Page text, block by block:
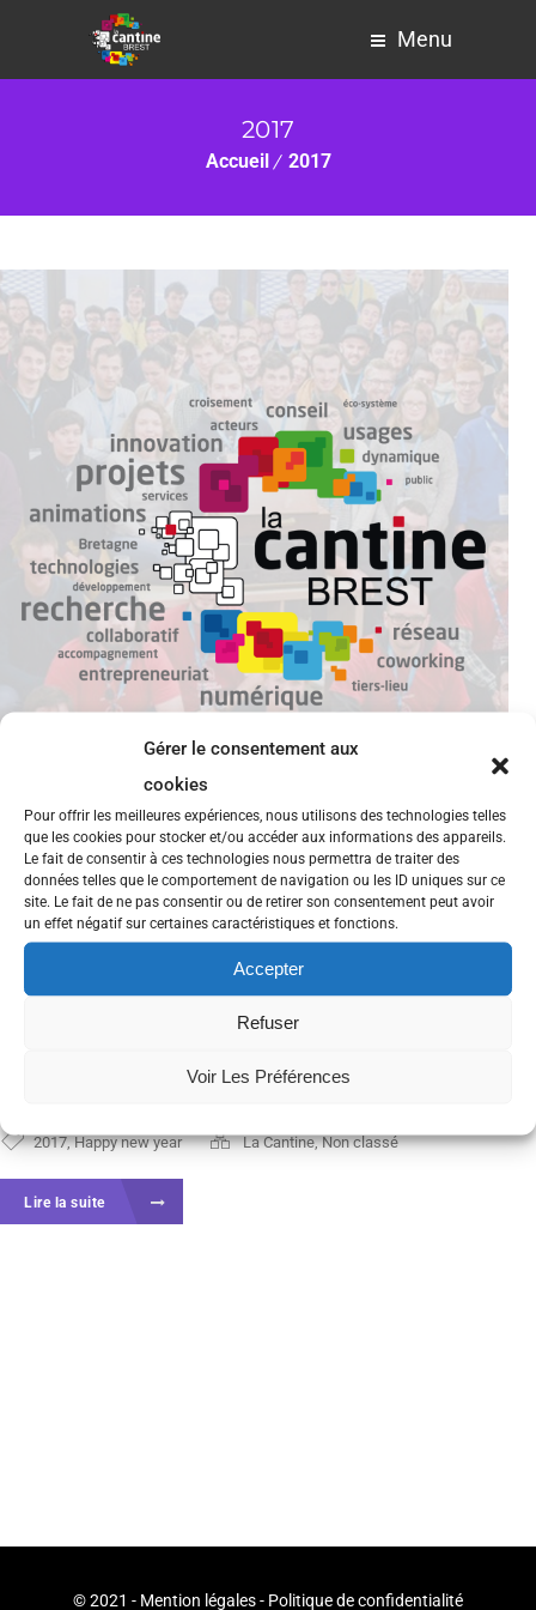
Gérer le consentement aux
cookies
Pour offrir les meilleures expériences, nous utilisons des technologies telles
que les cookies pour stocker et/ou accéder aux informations des appareils.
Le fait de consentir à ces technologies nous permettra de traiter des
données telles que le comportement de navigation ou les ID uniques sur ce
site. Le fait de ne pas consentir ou de retirer son consentement peut avoir
un effet négatif sur certaines caractéristiques et fonctions.
Accepter
Refuser
Voir Les Préférences
Menu
2017
Accueil 2017
Belle année 2017!
Toute l’équipe de la Cantine vous souhaite une année
2017 riche en expériences, réussites et bonheurs!
Une année qui s’annonce encore riche pour la
Cantine que ce soit pour les événements ou le
coworking. La Cantine aux Capucins accueillera...
2017,Happy new year La Cantine,Non classé
Lire la suite
© 2021 - Mention légales- Politique de confidentialité